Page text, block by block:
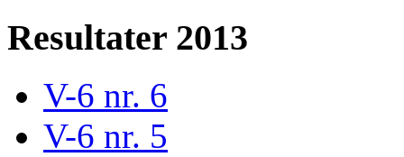
Resultater 2013
V-6 nr. 6
V-6 nr. 5